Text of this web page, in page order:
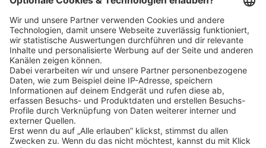
Schnellzugriff
ZAHLUNGSMETHODEN
SOCIAL
NEWSLETTER